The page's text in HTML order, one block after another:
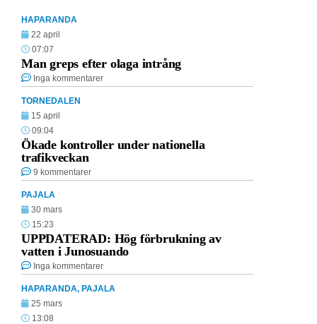
HAPARANDA
22 april
07:07
Man greps efter olaga intrång
Inga kommentarer
TORNEDALEN
15 april
09:04
Ökade kontroller under nationella
trafikveckan
9 kommentarer
PAJALA
30 mars
15:23
UPPDATERAD: Hög förbrukning av
vatten i Junosuando
Inga kommentarer
HAPARANDA, PAJALA
25 mars
13:08